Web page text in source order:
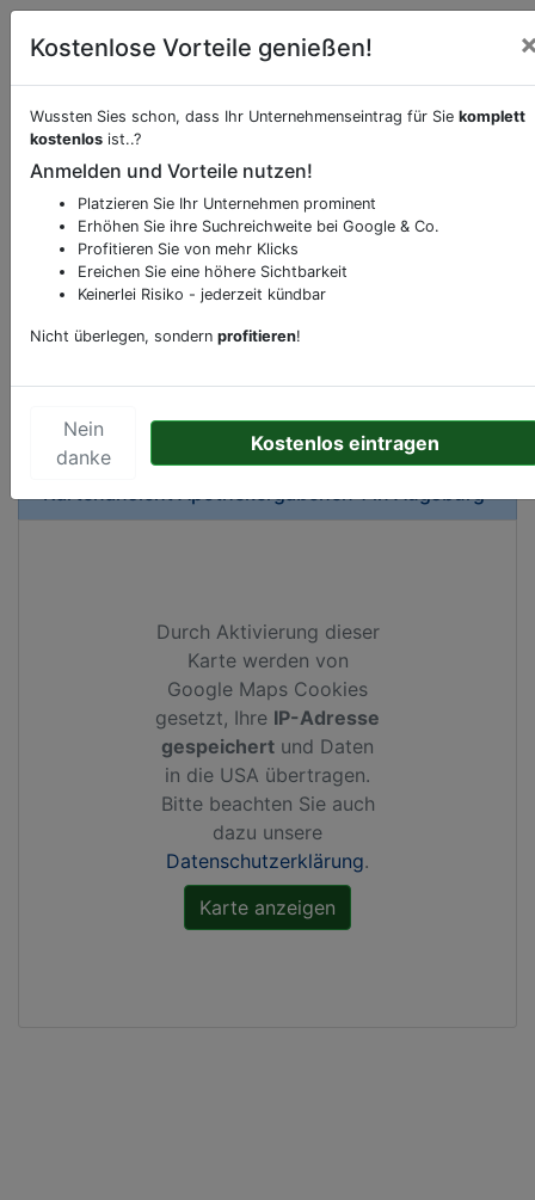
Beschreibung & Services von
Sie möchten eine Beschreibung, Dienstleistung
oder andere relevante Informationen hinzufügen?
Klicken Sie bittehierum uns zu kontaktieren.
Gerne erweitern wir Ihren Firmeneintrag um
Ihr Unternehmen anbietet und womit Sie sich von
KartenansichtApothekergäßchen 1inAugsburg
Durch Aktivierung dieser
Karte werden von
Google Maps Cookies
gesetzt, Ihre IP-Adresse
gespeichert und Daten
in die USA übertragen.
Bitte beachten Sie auch
dazu unsere
Datenschutzerklärung.
Kostenlose Vorteile genießen!
Wussten Sies schon, dass Ihr Unternehmenseintrag für Sie komplett
kostenlos ist..?
Anmelden und Vorteile nutzen!
Platzieren Sie Ihr Unternehmen prominent
Erhöhen Sie ihre Suchreichweite bei Google & Co.
Profitieren Sie von mehr Klicks
Ereichen Sie eine höhere Sichtbarkeit
Keinerlei Risiko - jederzeit kündbar
Nicht überlegen, sondern profitieren!
Nein
danke
Kostenlos eintragen